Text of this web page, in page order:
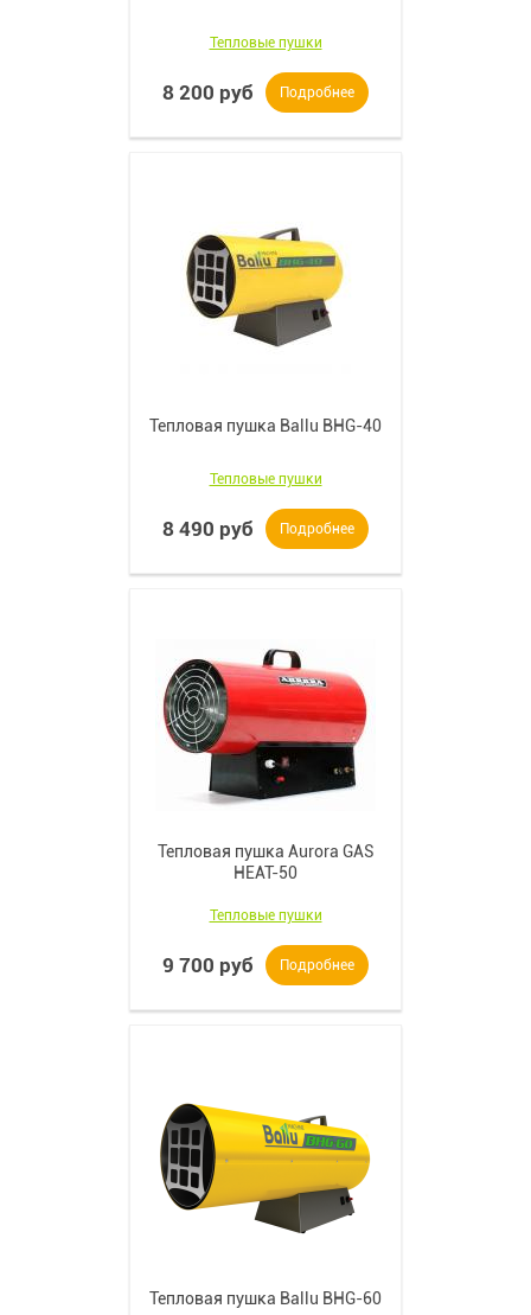
Тепловые пушки
8 200 руб Подробнее
Тепловая пушка Ballu BHG-40
Тепловые пушки
8 490 руб Подробнее
Тепловая пушка Aurora GAS
HEAT-50
Тепловые пушки
9 700 руб Подробнее
Тепловая пушка Ballu BHG-60